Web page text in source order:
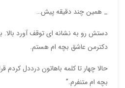
_ همین چند دقیقه پیش…
دستش رو به نشانه ای توقف آورد
دکترمن عاشق بچه ام هستم.
حالا چهار تا کلمه باهاتون درددل کردم
بچه ام متنفرم.”